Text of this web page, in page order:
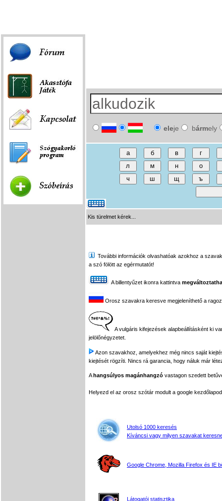
eleje bármely
Kis türelmet kérek...
További információk olvashatóak azokhoz a
a szó fölött az egérmutatót!
A billentyűzet ikonra kattintva
Orosz szavakra keresve megjeleníthető a
A vulgáris kifejezések alapbeállításként ki
jelölőnégyzetet.
Azon szavakhoz, amelyekhez még nincs saját
kiejtését rögzíti. Nincs rá garancia, hogy náluk már
Ahangsúlyos magánhangzó vastagon szedett
Helyezd el az orosz szótár modult a google
Utolsó 1000 keresés
Kíváncsi vagy milyen szavakat
Google Chrome, Mozilla Firefox és IE
Látogatói statisztika